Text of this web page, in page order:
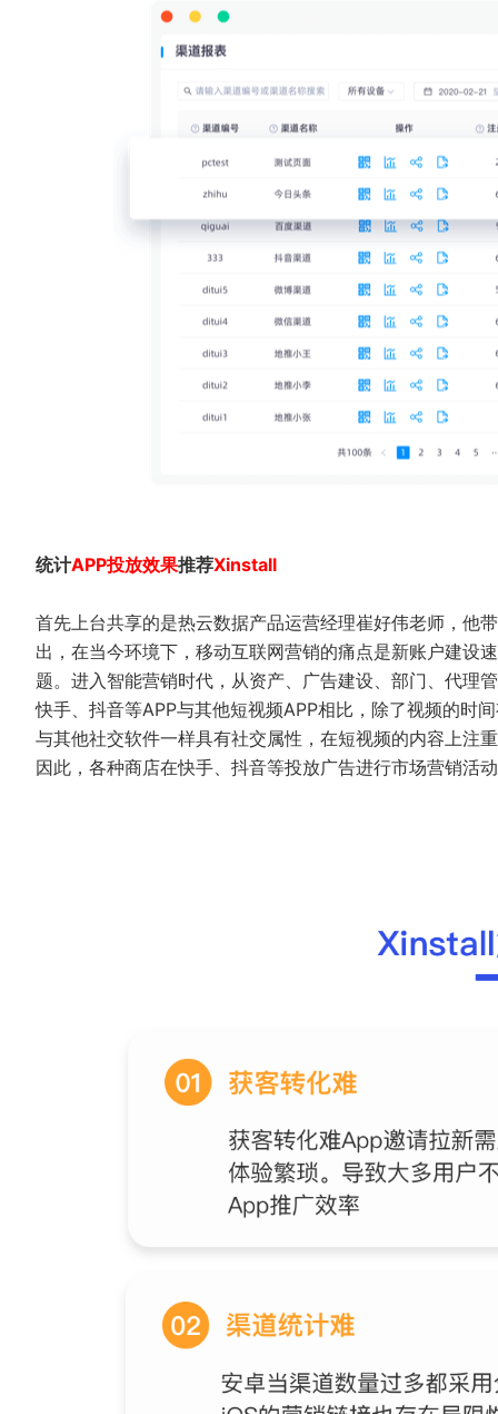
统计APP投放效果推荐Xinstall
首先上台共享的是热云数据产品运营经理崔好伟老师，他
出，在当今环境下，移动互联网营销的痛点是新账户建设
题。进入智能营销时代，从资产、广告建设、部门、代理
快手、抖音等APP与其他短视频APP相比，除了视频的时
与其他社交软件一样具有社交属性，在短视频的内容上注
因此，各种商店在快手、抖音等投放广告进行市场营销活